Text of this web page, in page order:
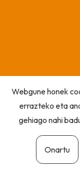
Webgune honek
errazteko eta
gehiago nahi
Onartu